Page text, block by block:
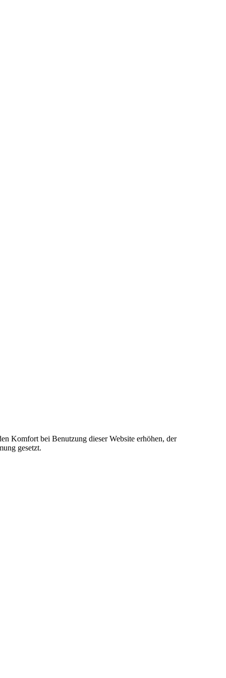
Komfort bei Benutzung dieser Website erhöhen, der
gesetzt.